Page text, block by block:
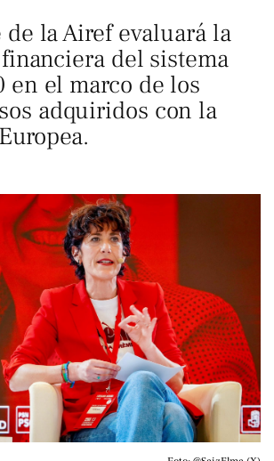
la Airef evaluará la
del sistema
en el marco de los
adquiridos con la